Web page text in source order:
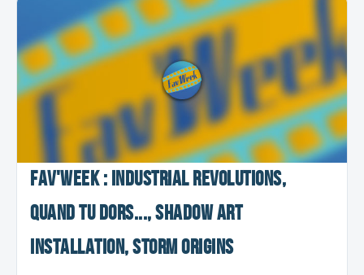
Fav'Week : Industrial Revolutions,
Quand tu dors..., Shadow Art
Installation, Storm Origins